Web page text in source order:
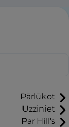
Pārlūkot
Uzziniet
Par Hill's